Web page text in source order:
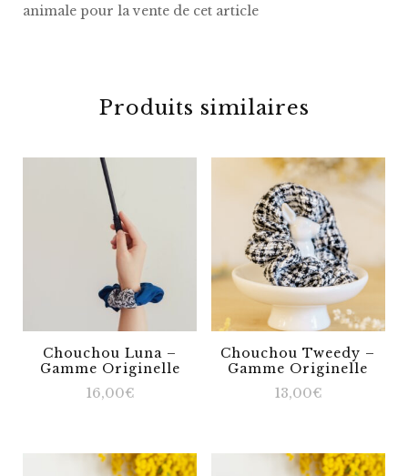
animale pour la vente de cet article
Produits similaires
Chouchou Luna –
Gamme Originelle
16,00€
Chouchou Tweedy –
Gamme Originelle
13,00€